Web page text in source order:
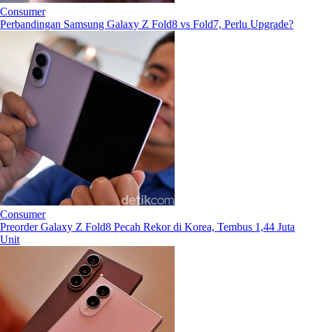
Consumer
Perbandingan Samsung Galaxy Z Fold8 vs Fold7, Perlu Upgrade?
Consumer
Preorder Galaxy Z Fold8 Pecah Rekor di Korea, Tembus 1,44 Juta
Unit